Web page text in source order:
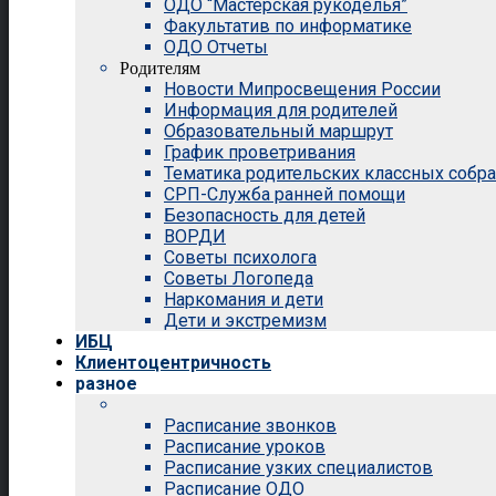
ОДО “Мастерская рукоделья”
Факультатив по информатике
ОДО Отчеты
Родителям
Новости Мипросвещения России
Информация для родителей
Образовательный маршрут
График проветривания
Тематика родительских классных
СРП-Служба ранней помощи
Безопасность для детей
ВОРДИ
Советы психолога
Советы Логопеда
Наркомания и дети
Дети и экстремизм
ИБЦ
Клиентоцентричность
разное
Расписание звонков
Расписание уроков
Расписание узких специалистов
Расписание ОДО